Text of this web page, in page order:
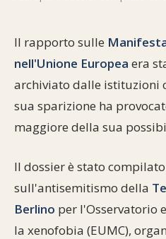
Aspetti di vita ebraica
Storia millenaria
Personaggi celebri
Tanach
La Legge Orale
Il rapporto sulle
nell'Unione Europea era
archiviato dalle istituzioni
sua sparizione ha
maggiore della sua
Il dossier è stato
sull'antisemitismo della
Berlino per l'Osservatorio
la xenofobia (EUMC),